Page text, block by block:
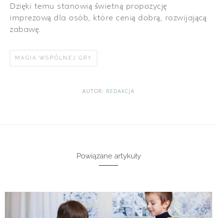
Dzięki temu stanowią świetną propozycję
imprezową dla osób, które cenią dobrą, rozwijającą
zabawę.
MAGIA WSPÓLNEJ GRY
AUTOR: REDAKCJA
Powiązane artykuły